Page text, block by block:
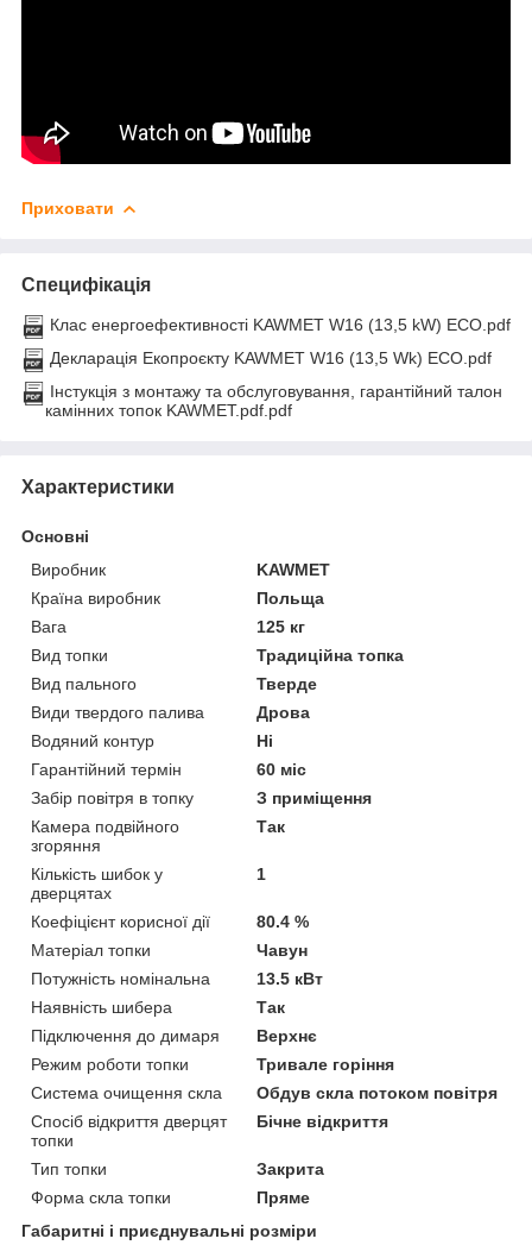
Приховати
Специфікація
Клас енергоефективності KAWMET W16 (13,5 kW) ECO.pdf
Декларація Екопроєкту KAWMET W16 (13,5 Wk) ECO.pdf
Інстукція з монтажу та обслуговування, гарантійний талон
камінних топок KAWMET.pdf.pdf
Характеристики
Основні
Виробник
KAWMET
Країна виробник
Польща
Вага
125 кг
Вид топки
Традиційна топка
Вид пального
Тверде
Види твердого палива
Дрова
Водяний контур
Ні
Гарантійний термін
60 міс
Забір повітря в топку
З приміщення
Камера подвійного
згоряння
Так
Кількість шибок у
дверцятах
1
Коефіцієнт корисної дії
80.4 %
Матеріал топки
Чавун
Потужність номінальна
13.5 кВт
Наявність шибера
Так
Підключення до димаря
Верхнє
Режим роботи топки
Тривале горіння
Система очищення скла
Обдув скла потоком повітря
Спосіб відкриття дверцят
топки
Бічне відкриття
Тип топки
Закрита
Форма скла топки
Пряме
Габаритні і приєднувальні розміри